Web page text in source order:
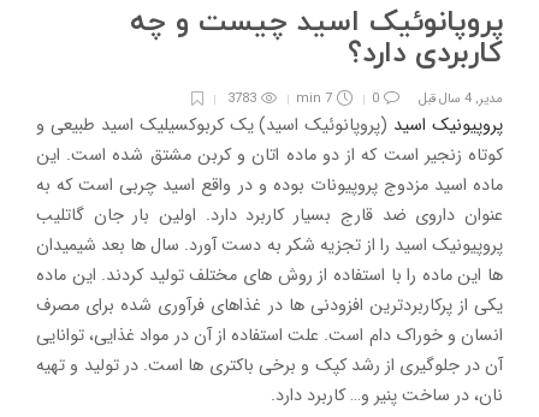
پروپانوئیک اسید چیست و چه
کاربردی دارد؟
مدیر,4 سال قبل 0
7 min
3783
پروپیونیک اسید (پروپانوئیک اسید) یک کربوکسیلیک اسید طبیعی و
کوتاه زنجیر است که از دو ماده اتان و کربن مشتق شده است. این
ماده اسید مزدوج پروپیونات بوده و در واقع اسید چربی است که به
عنوان داروی ضد قارج بسیار کاربرد دارد. اولین بار جان گاتلیب
پروپیونیک اسید را از تجزیه شکر به دست آورد. سال ها بعد شیمیدان
ها این ماده را با استفاده از روش های مختلف تولید کردند. این ماده
یکی از پرکاربردترین افزودنی ها در غذاهای فرآوری شده برای مصرف
انسان و خوراک دام است. علت استفاده از آن در مواد غذایی، توانایی
آن در جلوگیری از رشد کپک و برخی باکتری ها است. در تولید و تهیه
نان، در ساخت پنیر و… کاربرد دارد.